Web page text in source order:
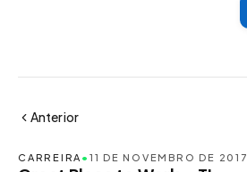
Anterior
CARREIRA • 11 DE NOVEMBRO DE 2017